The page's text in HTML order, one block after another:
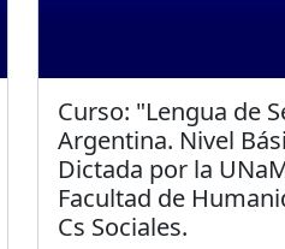
Curso: "Lengua de
Argentina. Nivel
Dictada por la
Facultad de
Cs Sociales.